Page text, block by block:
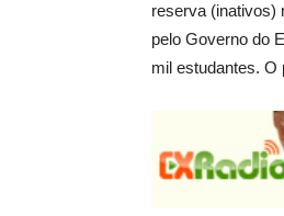
reserva (inativos)
pelo Governo do
mil estudantes. O